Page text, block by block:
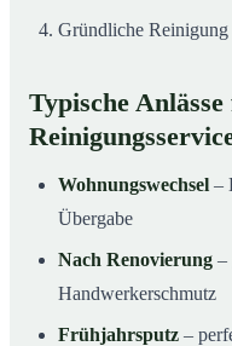
Gründliche Reinigung
Typische
Wohnungswechsel –
Übergabe
Nach Renovierung –
Handwerkerschmutz
Frühjahrsputz –